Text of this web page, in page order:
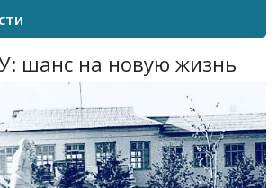
шанс на новую жизнь